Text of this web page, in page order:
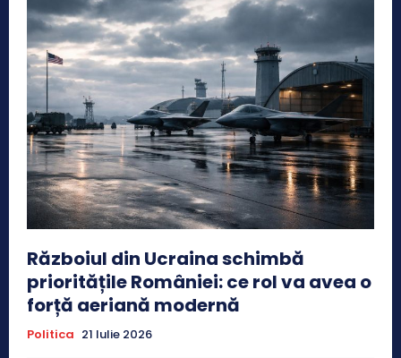
Războiul din Ucraina schimbă
prioritățile României: ce rol va avea o
forță aeriană modernă
Politica 21 Iulie 2026